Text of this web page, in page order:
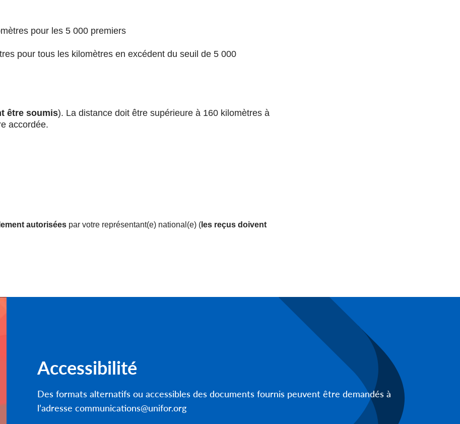
pour les 5 000 premiers
pour tous les kilomètres en excédent du seuil de 5 000
être soumis). La distance doit être supérieure à 160 kilomètres à
accordée.
autorisées par votre représentant(e) national(e) ( les reçus doivent
Accessibilité
Des formats alternatifs ou accessibles des documents fournis peuvent être demandés à
l’adresse communications@unifor.org